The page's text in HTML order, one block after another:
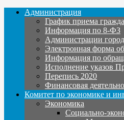
Администрация
График приема
Информация по 8-ФЗ
Администрации
Электронная форма
Информация по
Исполнение указов
Перепись 2020
Финансовая
Комитет по экономике и
Экономика
Социально-